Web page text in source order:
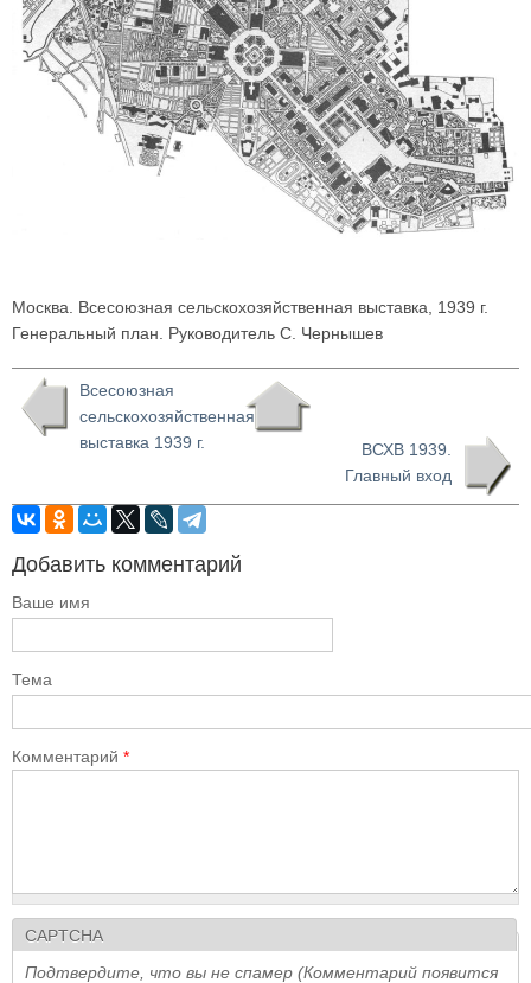
Москва. Всесоюзная сельскохозяйственная выставка, 1939 г.
Генеральный план. Руководитель С. Чернышев
Всесоюзная
сельскохозяйственная
выставка 1939 г.
ВСХВ 1939.
Главный вход
Добавить комментарий
Ваше имя
Тема
Комментарий *
CAPTCHA
Подтвердите, что вы не спамер (Комментарий появится